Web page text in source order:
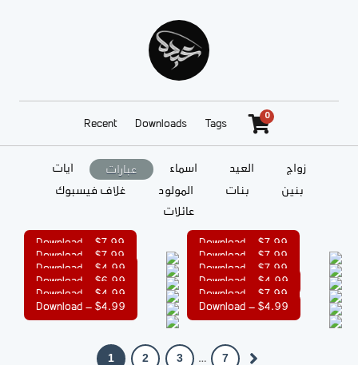
Recent Downloads Tags
0
آيات عبارات أسماء العيد زواج
غلاف فيسبوك المولود بنات
بنين
عائلات
$7.99 – Download
$7.99 – Download
$7.99 – Download
$7.99 – Download
$7.99 – Download
$4.99 – Download
$4.99 – Download
$6.99 – Download
$7.99 – Download
$4.99 – Download
$4.99 – Download
$4.99 – Download
1 2 3 … 7